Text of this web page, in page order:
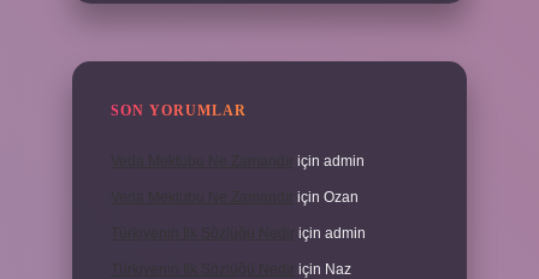
SON YORUMLAR
için admin
için Ozan
Türkiyenin Ilk Sözlüğü Nedir için admin
Türkiyenin Ilk Sözlüğü Nedir için Naz